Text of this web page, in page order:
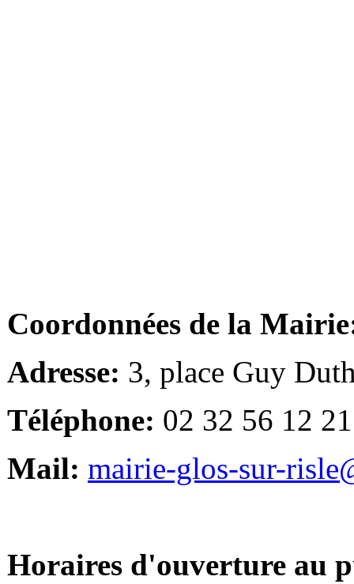
Coordonnées de la
Adresse: 3, place Guy
Téléphone: 02 32 56 12 21
Mail: mairie-glos-sur-
Horaires d'ouverture au